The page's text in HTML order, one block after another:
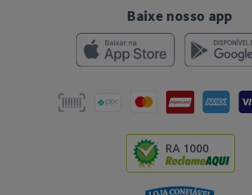
Baixe nosso app
RA 1000